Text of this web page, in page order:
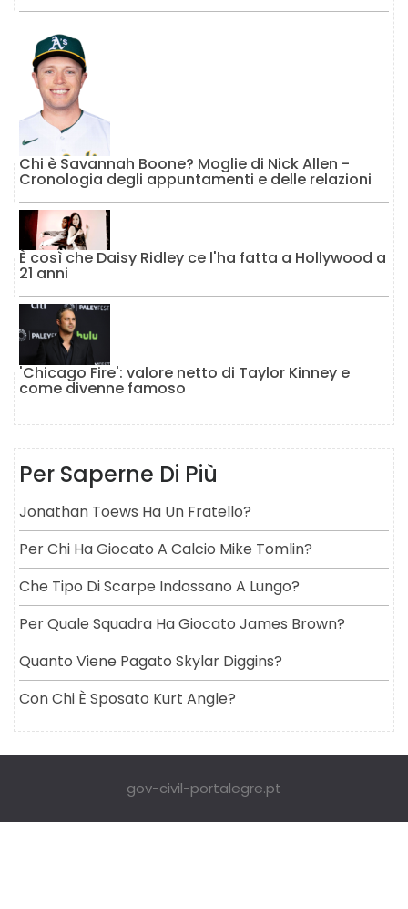
Chi è Savannah Boone? Moglie di Nick Allen -
Cronologia degli appuntamenti e delle relazioni
È così che Daisy Ridley ce l'ha fatta a Hollywood a
21 anni
'Chicago Fire': valore netto di Taylor Kinney e
come divenne famoso
Per Saperne Di Più
Jonathan Toews Ha Un Fratello?
Per Chi Ha Giocato A Calcio Mike Tomlin?
Che Tipo Di Scarpe Indossano A Lungo?
Per Quale Squadra Ha Giocato James Brown?
Quanto Viene Pagato Skylar Diggins?
Con Chi È Sposato Kurt Angle?
gov-civil-portalegre.pt